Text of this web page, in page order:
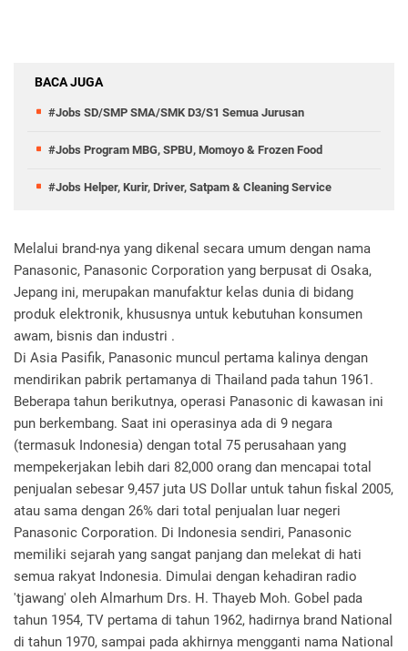
BACA JUGA
#Jobs SD/SMP SMA/SMK D3/S1 Semua Jurusan
#Jobs Program MBG, SPBU, Momoyo & Frozen Food
#Jobs Helper, Kurir, Driver, Satpam & Cleaning Service
Melalui brand-nya yang dikenal secara umum dengan nama
Panasonic, Panasonic Corporation yang berpusat di Osaka,
Jepang ini, merupakan manufaktur kelas dunia di bidang
produk elektronik, khususnya untuk kebutuhan konsumen
awam, bisnis dan industri .
Di Asia Pasifik, Panasonic muncul pertama kalinya dengan
mendirikan pabrik pertamanya di Thailand pada tahun 1961.
Beberapa tahun berikutnya, operasi Panasonic di kawasan ini
pun berkembang. Saat ini operasinya ada di 9 negara
(termasuk Indonesia) dengan total 75 perusahaan yang
mempekerjakan lebih dari 82,000 orang dan mencapai total
penjualan sebesar 9,457 juta US Dollar untuk tahun fiskal 2005,
atau sama dengan 26% dari total penjualan luar negeri
Panasonic Corporation. Di Indonesia sendiri, Panasonic
memiliki sejarah yang sangat panjang dan melekat di hati
semua rakyat Indonesia. Dimulai dengan kehadiran radio
'tjawang' oleh Almarhum Drs. H. Thayeb Moh. Gobel pada
tahun 1954, TV pertama di tahun 1962, hadirnya brand National
di tahun 1970, sampai pada akhirnya mengganti nama National